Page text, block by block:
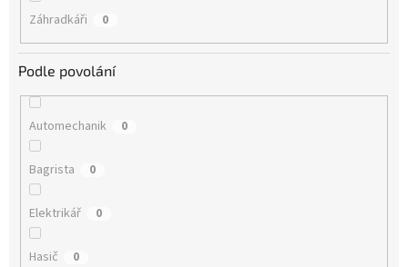
Záhradkáři 0
Podle povolání
Automechanik 0
Bagrista 0
Elektrikář 0
Hasič 0